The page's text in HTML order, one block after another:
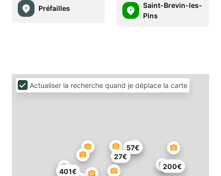
Préfailles
Saint-Brevin-les-
Pins
57€
200€
401€
27€
Actualiser la recherche quand je déplace la carte